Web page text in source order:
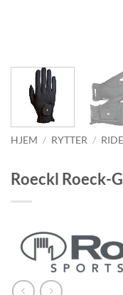
HJEM / RYTTER /
Roeckl Roeck-